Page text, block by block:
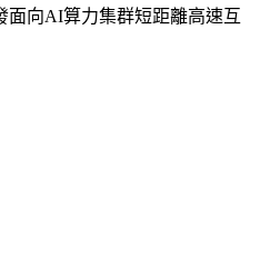
面向AI算力集群短距離高速互